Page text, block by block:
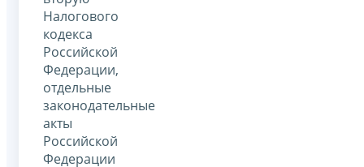
Налогового
кодекса
Российской
Федерации,
отдельные
законодательные
акты
Российской
Федерации